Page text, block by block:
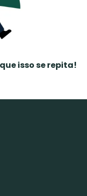
isso se repita!